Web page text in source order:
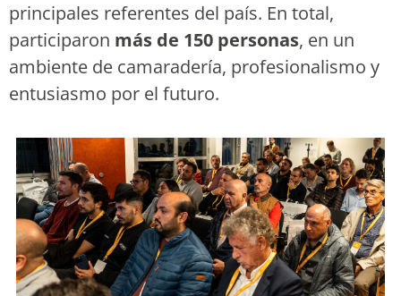
principales referentes del país. En total,
participaron más de 150 personas, en un
ambiente de camaradería, profesionalismo y
entusiasmo por el futuro.